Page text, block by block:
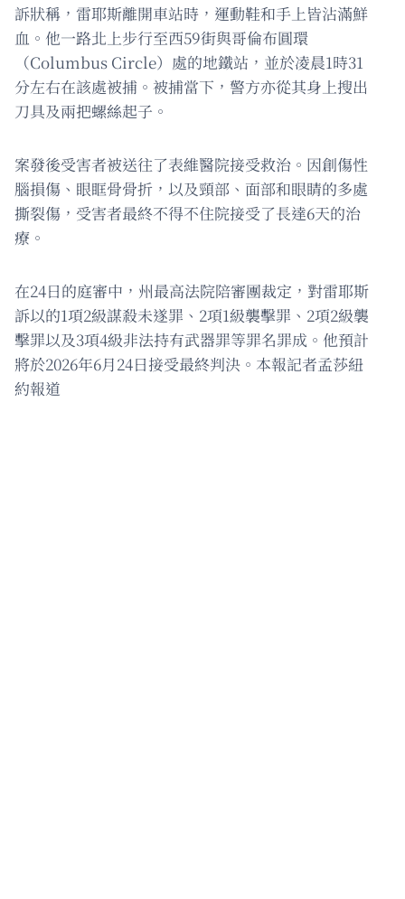
訴狀稱，雷耶斯離開車站時，運動鞋和手上皆沾滿鮮
血。他一路北上步行至西59街與哥倫布圓環
（Columbus Circle）處的地鐵站，並於凌晨1時31
分左右在該處被捕。被捕當下，警方亦從其身上搜出
刀具及兩把螺絲起子。
案發後受害者被送往了表維醫院接受救治。因創傷性
腦損傷、眼眶骨骨折，以及頸部、面部和眼睛的多處
撕裂傷，受害者最終不得不住院接受了長達6天的治
療。
在24日的庭審中，州最高法院陪審團裁定，對雷耶斯
訴以的1項2級謀殺未遂罪、2項1級襲擊罪、2項2級襲
擊罪以及3項4級非法持有武器罪等罪名罪成。他預計
將於2026年6月24日接受最終判決。本報記者孟莎紐
約報道